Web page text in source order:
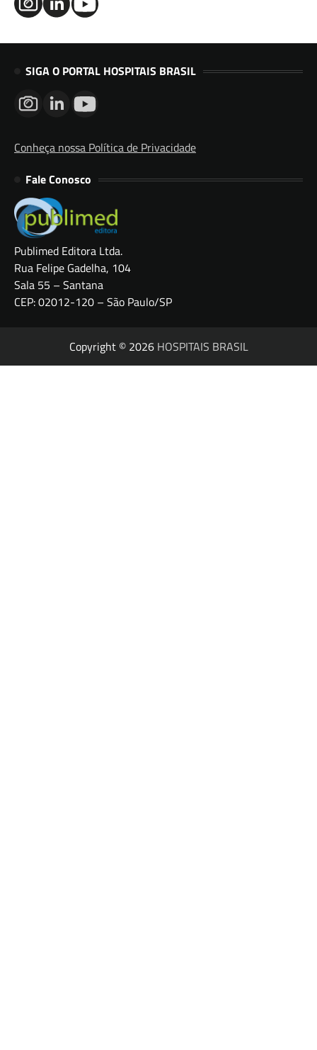
SIGA O PORTAL HOSPITAIS BRASIL
Conheça nossa Política de Privacidade
Fale Conosco
Publimed Editora Ltda.
Rua Felipe Gadelha, 104
Sala 55 – Santana
CEP: 02012-120 – São Paulo/SP
Copyright © 2026 HOSPITAIS BRASIL